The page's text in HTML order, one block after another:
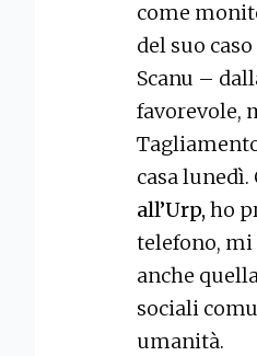
come
del suo
Scanu –
favorevole,
casa lunedì.
all’Urp, ho
telefono, mi
anche
sociali
umanità.